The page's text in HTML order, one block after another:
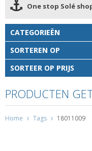
One stop Solé
CATEGORIEËN
SORTEREN OP
SORTEER OP PRIJS
PRODUCTEN
Home Tags 18011009